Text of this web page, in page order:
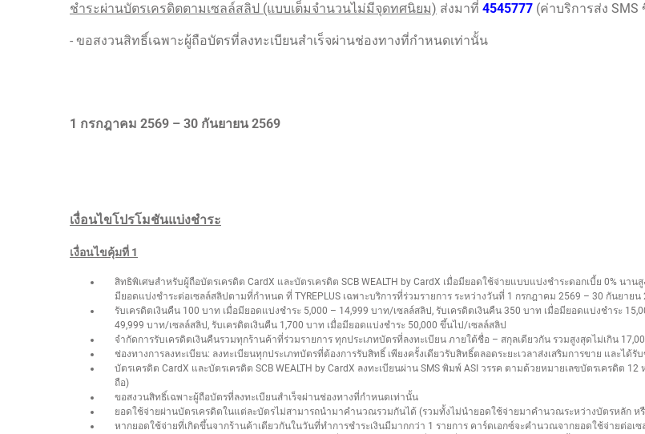
ชำระผ่านบัตรเครดิตตามเซลล์สลิป (แบบเต็มจำนวนไม่มีจุดทศนิยม) ส่งมาที่ 4545777 (ค่าบริการส่ง
- ขอสงวนสิทธิ์เฉพาะผู้ถือบัตรที่ลงทะเบียนสำเร็จผ่านช่องทางที่กำหนดเท่านั้น
1 กรกฎาคม 2569 – 30 กันยายน 2569
เงื่อนไขโปรโมชันแบ่งชำระ
เงื่อนไขคุ้มที่ 1
สิทธิพิเศษสำหรับผู้ถือบัตรเครดิต CardX และบัตรเครดิต SCB WEALTH by CardX เมื่อมียอดใช้จ่ายแบบแบ่งชำระดอกเบี้ย 0% นา
มียอดแบ่งชำระต่อเซลล์สลิปตามที่กำหนด ที่ TYREPLUS เฉพาะบริการที่ร่วมรายการ ระหว่างวันที่ 1 กรกฎาคม 2569 – 30 กันยายน
รับเครดิตเงินคืน 100 บาท เมื่อมียอดแบ่งชำระ 5,000 – 14,999 บาท/เซลล์สลิป, รับเครดิตเงินคืน 350 บาท เมื่อมียอดแบ่งชำระ
49,999 บาท/เซลล์สลิป, รับเครดิตเงินคืน 1,700 บาท เมื่อมียอดแบ่งชำระ 50,000 ขึ้นไป/เซลล์สลิป
จำกัดการรับเครดิตเงินคืนรวมทุกร้านค้าที่ร่วมรายการ ทุกประเภทบัตรที่ลงทะเบียน ภายใต้ชื่อ – สกุลเดียวกัน รวมสูงสุดไม่เกิน
ช่องทางการลงทะเบียน: ลงทะเบียนทุกประเภทบัตรที่ต้องการรับสิทธิ์ เพียงครั้งเดียวรับสิทธิ์ตลอดระยะเวลาส่งเสริมการขาย และได้
บัตรเครดิต CardX และบัตรเครดิต SCB WEALTH by CardX ลงทะเบียนผ่าน SMS พิมพ์ ASI วรรค ตามด้วยหมายเลขบัตรเครดิต
ถือ)
ขอสงวนสิทธิ์เฉพาะผู้ถือบัตรที่ลงทะเบียนสำเร็จผ่านช่องทางที่กำหนดเท่านั้น
ยอดใช้จ่ายผ่านบัตรเครดิตในแต่ละบัตรไม่สามารถนำมาคำนวณรวมกันได้ (รวมทั้งไม่นำยอดใช้จ่ายมาคำนวณระหว่างบัตรหลัก ห
หากยอดใช้จ่ายที่เกิดขึ้นจากร้านค้าเดียวกันในวันที่ทำการชำระเงินมีมากกว่า 1 รายการ คาร์ดเอกซ์จะคำนวณจากยอดใช้จ่ายต่อเซ